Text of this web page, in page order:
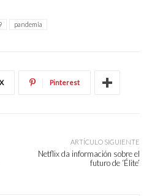
pandemia
X Pinterest
ARTÍCULO SIGUIENTE
Netflix da información sobre el
futuro de ‘Élite’